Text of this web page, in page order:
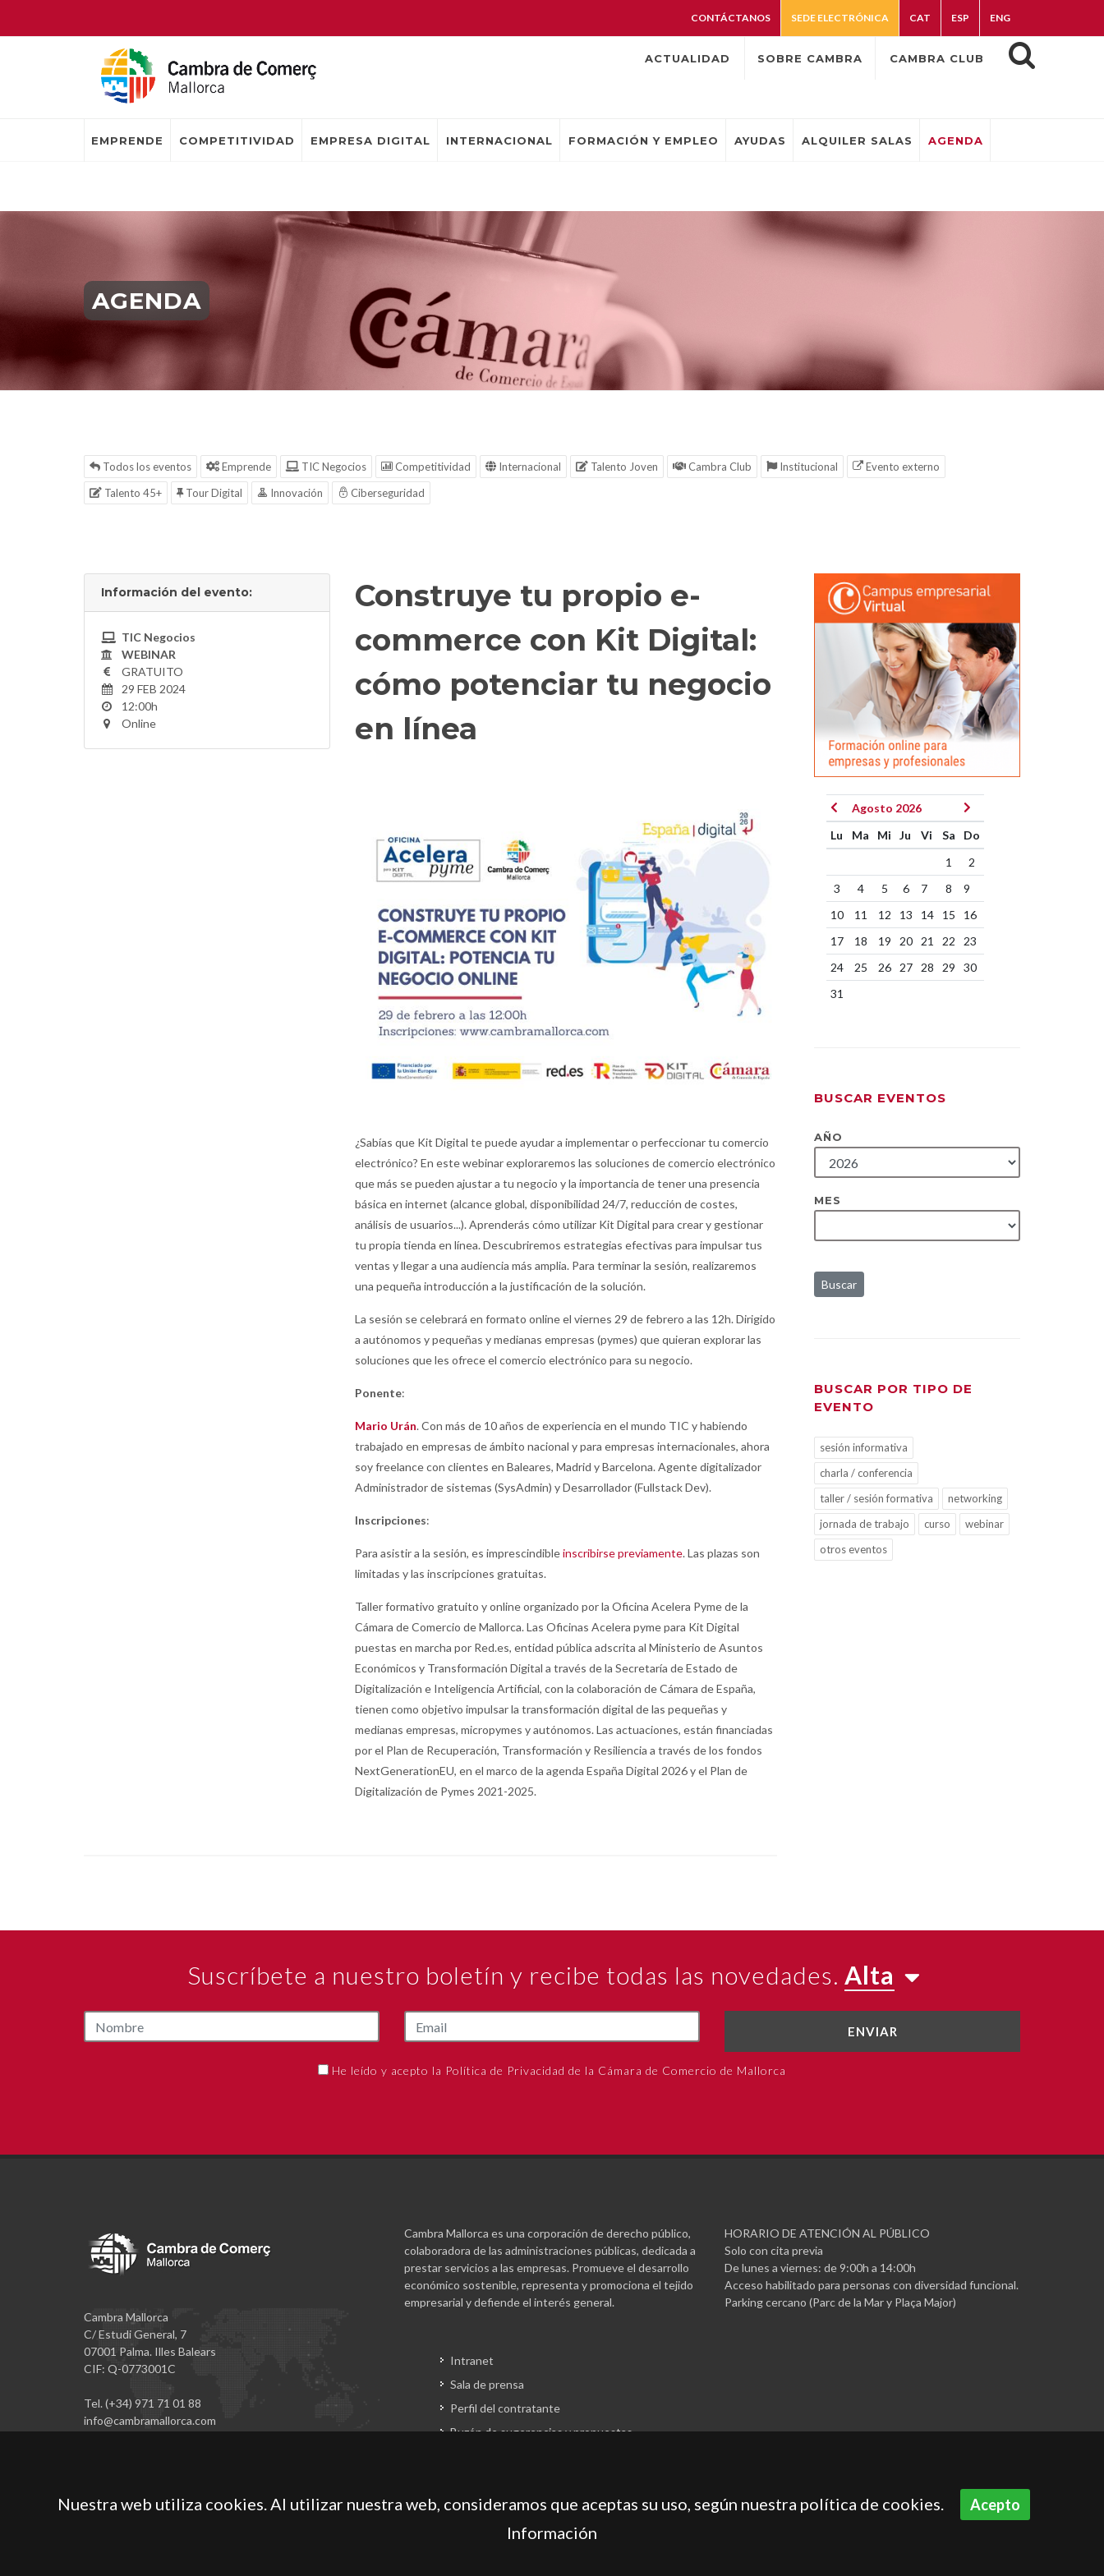
CONTÁCTANOS SEDE ELECTRÓNICA CAT ESP ENG
ACTUALIDAD SOBRE CAMBRA CAMBRA CLUB
EMPRENDE COMPETITIVIDAD EMPRESA DIGITAL INTERNACIONAL FORMACIÓN Y EMPLEO AYUDAS ALQUILER SALAS AGENDA
AGENDA
Todos los eventos Emprende TIC Negocios Competitividad Internacional Talento Joven Cambra Club Institucional
Evento externo
Talento 45+
Tour Digital Innovación Ciberseguridad
Información del evento:
TIC Negocios
WEBINAR
GRATUITO
29 FEB 2024
12:00h
Online
Construye tu propio e-
commerce con Kit Digital:
cómo potenciar tu negocio
en línea
¿Sabías que Kit Digital te puede ayudar a implementar o perfeccionar tu comercio
electrónico? En este webinar exploraremos las soluciones de comercio electrónico
que más se pueden ajustar a tu negocio y la importancia de tener una presencia
básica en internet (alcance global, disponibilidad 24/7, reducción de costes,
análisis de usuarios...). Aprenderás cómo utilizar Kit Digital para crear y gestionar
tu propia tienda en línea. Descubriremos estrategias efectivas para impulsar tus
ventas y llegar a una audiencia más amplia. Para terminar la sesión, realizaremos
una pequeña introducción a la justificación de la solución.
La sesión se celebrará en formato online el viernes 29 de febrero a las 12h. Dirigido
a autónomos y pequeñas y medianas empresas (pymes) que quieran explorar las
soluciones que les ofrece el comercio electrónico para su negocio.
Ponente:
Mario Urán. Con más de 10 años de experiencia en el mundo TIC y habiendo
trabajado en empresas de ámbito nacional y para empresas internacionales, ahora
soy freelance con clientes en Baleares, Madrid y Barcelona. Agente digitalizador
Administrador de sistemas (SysAdmin) y Desarrollador (Fullstack Dev).
Inscripciones:
Para asistir a la sesión, es imprescindibleinscribirse previamente. Las plazas son
limitadas y las inscripciones gratuitas.
Taller formativo gratuito y online organizado por la Oficina Acelera Pyme de la
Cámara de Comercio de Mallorca. Las Oficinas Acelera pyme para Kit Digital
puestas en marcha por Red.es, entidad pública adscrita al Ministerio de Asuntos
Económicos y Transformación Digital a través de la Secretaría de Estado de
Digitalización e Inteligencia Artificial, con la colaboración de Cámara de España,
tienen como objetivo impulsar la transformación digital de las pequeñas y
medianas empresas, micropymes y autónomos. Las actuaciones, están financiadas
por el Plan de Recuperación, Transformación y Resiliencia a través de los fondos
NextGenerationEU, en el marco de la agenda España Digital 2026 y el Plan de
Digitalización de Pymes 2021-2025.
Agosto 2026
Lu
Ma Mi Ju Vi Sa
Do
1
2
3
4 5 6 7 8
9
10
11 12 13 14 15
16
17
18 19 20 21 22
23
24
25 26 27 28 29
30
31
BUSCAR EVENTOS
AÑO
MES
Buscar
BUSCAR POR TIPO DE
EVENTO
sesión informativa
charla / conferencia
taller / sesión formativa
networking
jornada de trabajo
curso
webinar
otros eventos
Suscríbete a nuestro boletín y recibe todas las novedades. Alta
ENVIAR
He leído y acepto la Política de Privacidad de la Cámara de Comercio de Mallorca
Cambra Mallorca
C/ Estudi General, 7
07001 Palma. Illes Balears
CIF: Q-0773001C
Tel. (+34) 971 71 01 88
info@cambramallorca.com
Cambra Mallorca es una corporación de derecho público,
colaboradora de las administraciones públicas, dedicada a
prestar servicios a las empresas. Promueve el desarrollo
económico sostenible, representa y promociona el tejido
empresarial y defiende el interés general.
Intranet
Sala de prensa
Perfil del contratante
Buzón de sugerencias y propuestas
HORARIO DE ATENCIÓN AL PÚBLICO
Solo con cita previa
De lunes a viernes: de 9:00h a 14:00h
Acceso habilitado para personas con diversidad funcional.
Parking cercano (Parc de la Mar y Plaça Major)
Nuestra web utiliza cookies. Al utilizar nuestra web, consideramos que aceptas su uso, según nuestra política de cookies. Acepto
Información